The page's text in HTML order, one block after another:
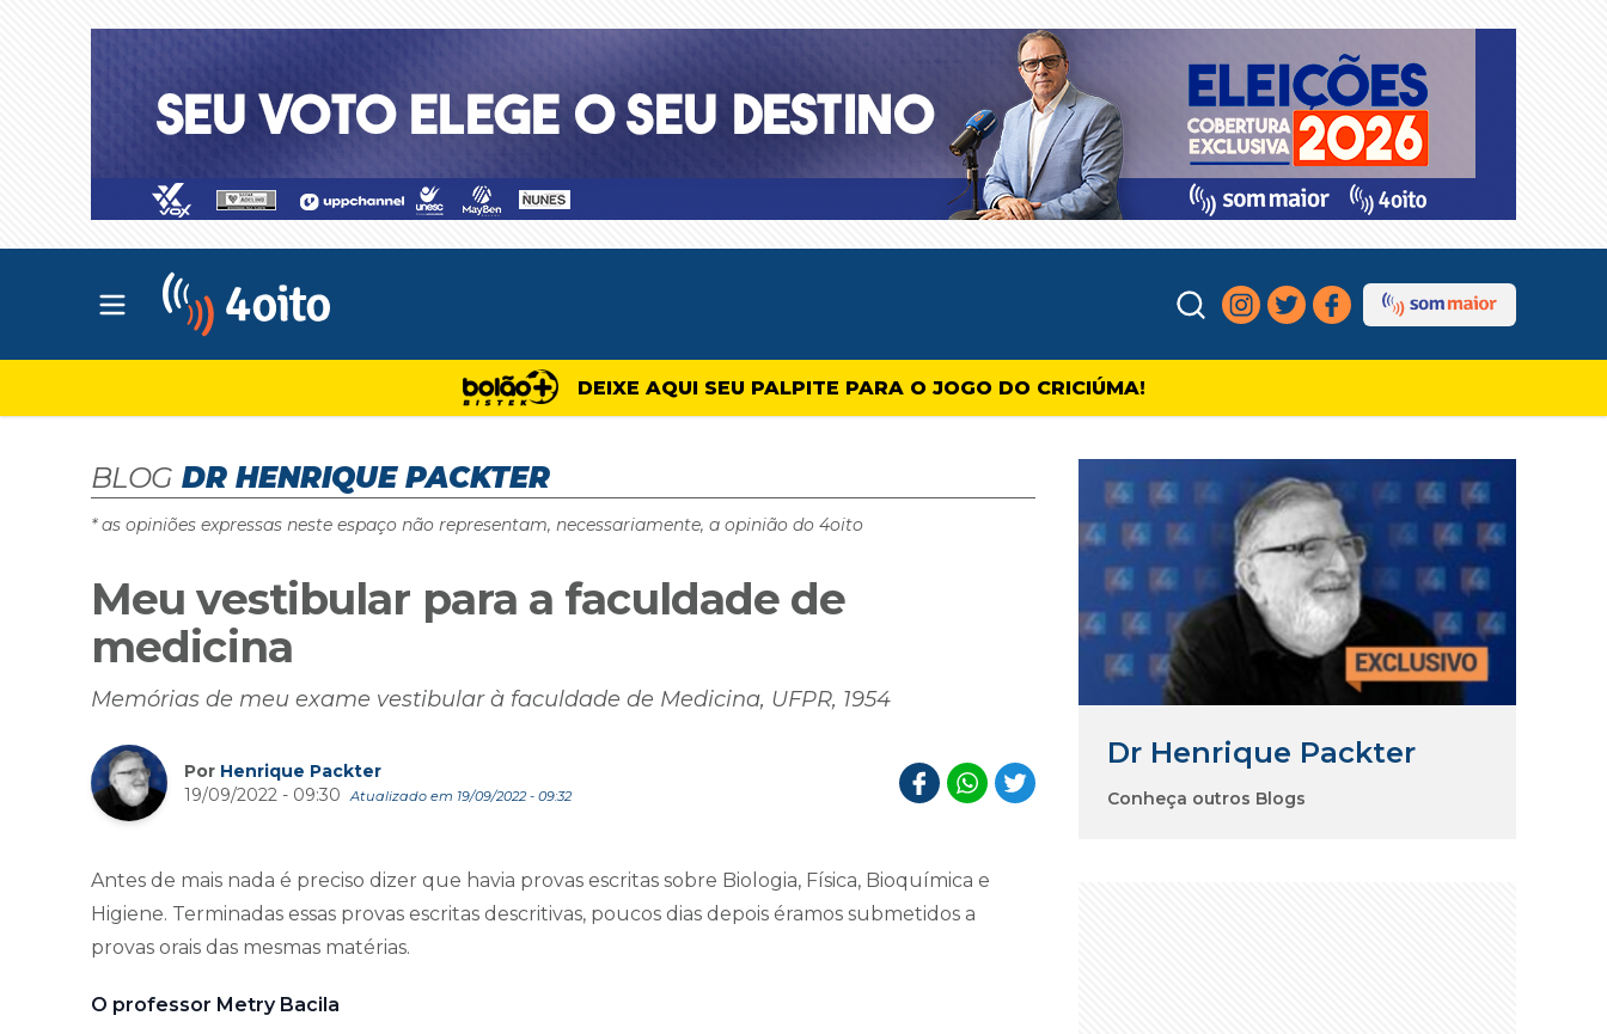
Abrir menu principal
DEIXE AQUI SEU PALPITE PARA O JOGO DO CRICIÚMA!
BLOG DR HENRIQUE PACKTER
* as opiniões expressas neste espaço não representam, necessariamente, a opinião do 4oito
Meu vestibular para a faculdade de
medicina
Memórias de meu exame vestibular à faculdade de Medicina, UFPR, 1954
Por Henrique Packter
19/09/2022 - 09:30
Atualizado em 19/09/2022 - 09:32
Antes de mais nada é preciso dizer que havia provas escritas sobre Biologia, Física, Bioquímica e
Higiene. Terminadas essas provas escritas descritivas, poucos dias depois éramos submetidos a
provas orais das mesmas matérias.
O professor Metry Bacila
Dr Henrique Packter
Conheça outros Blogs